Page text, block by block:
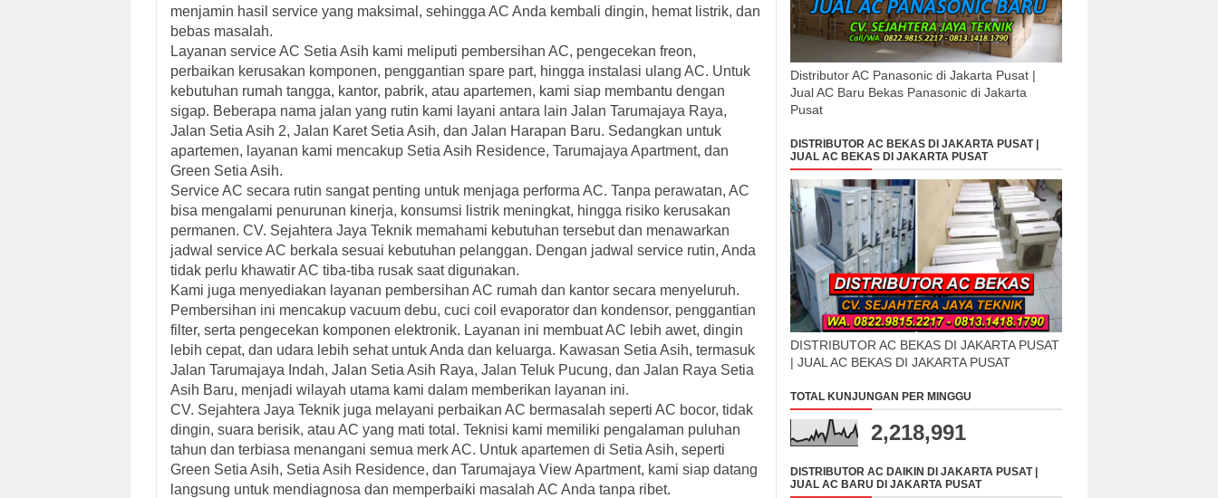
menjamin hasil service yang maksimal, sehingga AC Anda kembali dingin, hemat listrik, dan
bebas masalah.
Layanan service AC Setia Asih kami meliputi pembersihan AC, pengecekan freon,
perbaikan kerusakan komponen, penggantian spare part, hingga instalasi ulang AC. Untuk
kebutuhan rumah tangga, kantor, pabrik, atau apartemen, kami siap membantu dengan
sigap. Beberapa nama jalan yang rutin kami layani antara lain Jalan Tarumajaya Raya,
Jalan Setia Asih 2, Jalan Karet Setia Asih, dan Jalan Harapan Baru. Sedangkan untuk
apartemen, layanan kami mencakup Setia Asih Residence, Tarumajaya Apartment, dan
Green Setia Asih.
Service AC secara rutin sangat penting untuk menjaga performa AC. Tanpa perawatan, AC
bisa mengalami penurunan kinerja, konsumsi listrik meningkat, hingga risiko kerusakan
permanen. CV. Sejahtera Jaya Teknik memahami kebutuhan tersebut dan menawarkan
jadwal service AC berkala sesuai kebutuhan pelanggan. Dengan jadwal service rutin, Anda
tidak perlu khawatir AC tiba-tiba rusak saat digunakan.
Kami juga menyediakan layanan pembersihan AC rumah dan kantor secara menyeluruh.
Pembersihan ini mencakup vacuum debu, cuci coil evaporator dan kondensor, penggantian
filter, serta pengecekan komponen elektronik. Layanan ini membuat AC lebih awet, dingin
lebih cepat, dan udara lebih sehat untuk Anda dan keluarga. Kawasan Setia Asih, termasuk
Jalan Tarumajaya Indah, Jalan Setia Asih Raya, Jalan Teluk Pucung, dan Jalan Raya Setia
Asih Baru, menjadi wilayah utama kami dalam memberikan layanan ini.
CV. Sejahtera Jaya Teknik juga melayani perbaikan AC bermasalah seperti AC bocor, tidak
dingin, suara berisik, atau AC yang mati total. Teknisi kami memiliki pengalaman puluhan
tahun dan terbiasa menangani semua merk AC. Untuk apartemen di Setia Asih, seperti
Green Setia Asih, Setia Asih Residence, dan Tarumajaya View Apartment, kami siap datang
langsung untuk mendiagnosa dan memperbaiki masalah AC Anda tanpa ribet.
Distributor AC Panasonic di Jakarta Pusat |
Jual AC Baru Bekas Panasonic di Jakarta
Pusat
DISTRIBUTOR AC BEKAS DI JAKARTA PUSAT |
JUAL AC BEKAS DI JAKARTA PUSAT
DISTRIBUTOR AC BEKAS DI JAKARTA PUSAT
| JUAL AC BEKAS DI JAKARTA PUSAT
TOTAL KUNJUNGAN PER MINGGU
2,218,991
DISTRIBUTOR AC DAIKIN DI JAKARTA PUSAT |
JUAL AC BARU DI JAKARTA PUSAT